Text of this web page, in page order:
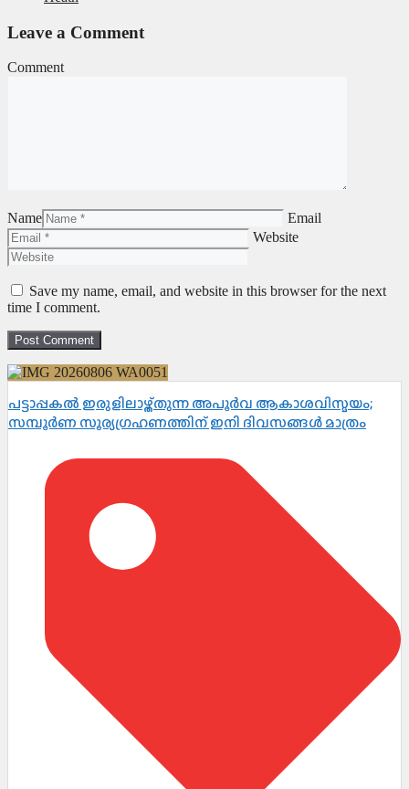
Leave a Comment
Comment
Name
Email
Website
Save my name, email, and website in this browser for the next
time I comment.
പട്ടാപ്പകൽ ഇരുളിലാഴ്ത്തുന്ന അപൂർവ ആകാശവിസ്മയം;
സമ്പൂർണ സൂര്യഗ്രഹണത്തിന് ഇനി ദിവസങ്ങൾ മാത്രം